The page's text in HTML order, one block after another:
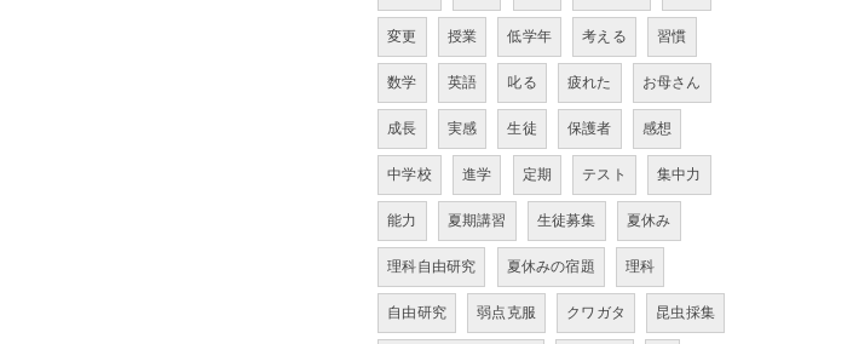
変更 授業 低学年 考える 習慣
数学 英語 叱る 疲れた お母さん
成長 実感 生徒 保護者 感想
中学校 進学 定期 テスト 集中力
能力 夏期講習 生徒募集 夏休み
理科自由研究 夏休みの宿題 理科
自由研究 弱点克服 クワガタ 昆虫採集